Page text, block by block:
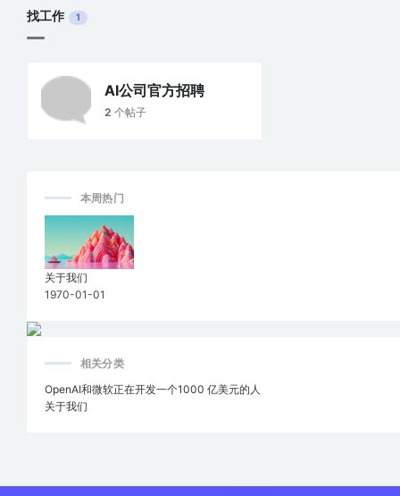
找工作 1
AI公司官方招聘
2 个帖子
本周热门
关于我们
1970-01-01
相关分类
OpenAI和微软正在开发一个1000 亿美元的人
关于我们